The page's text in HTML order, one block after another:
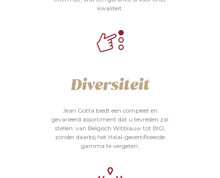
kwaliteit.
Diversiteit
Jean Gotta biedt een compleet en
gevarieerd assortiment dat u tevreden zal
stellen: van Belgisch Witblauw tot BIO,
zonder daarbij het Halal-gecertificeerde
gamma te vergeten.